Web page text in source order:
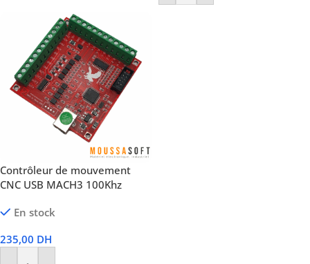
Contrôleur de mouvement
CNC USB MACH3 100Khz
En stock
235,00 DH